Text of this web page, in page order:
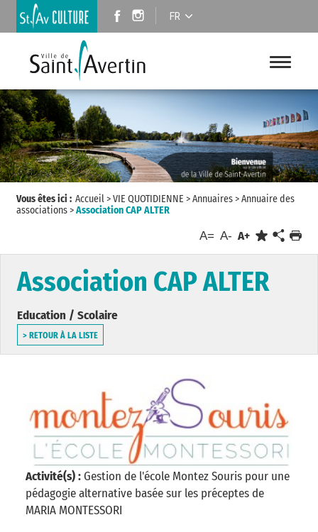
FR
Vous êtes ici : Accueil>VIE QUOTIDIENNE >Annuaires>Annuaire des
associations>Association CAP ALTER
A= A- A+
Association CAP ALTER
Education / Scolaire
> RETOUR À LA LISTE
Activité(s) :Gestion de l'école Montez Souris pour une
pédagogie alternative basée sur les préceptes de
MARIA MONTESSORI